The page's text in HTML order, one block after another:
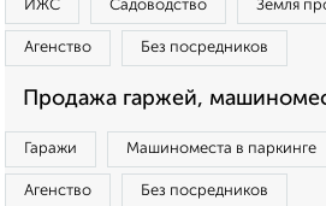
ИЖС Садоводство Земля
Агенство Без посредников
Продажа гаржей,
Гаражи Машиноместа в паркинге
Агенство Без посредников